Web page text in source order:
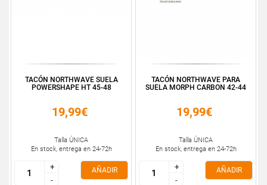
TACÓN NORTHWAVE SUELA
POWERSHAPE HT 45-48
19,99€
Talla ÚNICA
En stock, entrega en 24-72h
+
-
+
-
AÑADIR
TACÓN NORTHWAVE PARA
SUELA MORPH CARBON 42-44
19,99€
Talla ÚNICA
En stock, entrega en 24-72h
+
-
+
-
AÑADIR